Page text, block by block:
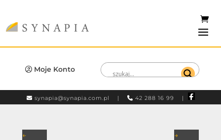
Moje Konto
synapia@synapia.com.pl | 42 288 16 99 |
← →